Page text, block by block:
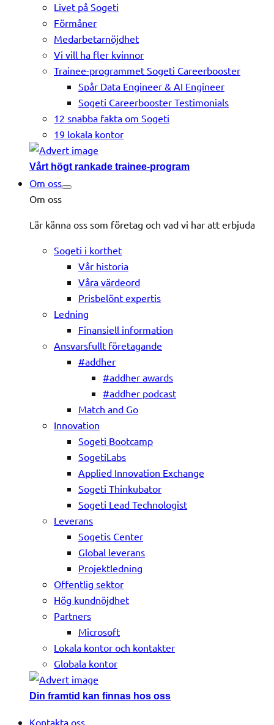
Livet på Sogeti
Förmåner
Medarbetarnöjdhet
Vi vill ha fler kvinnor
Trainee-programmet Sogeti Careerbooster
Spår Data Engineer & AI Engineer
Sogeti Careerbooster Testimonials
12 snabba fakta om Sogeti
19 lokala kontor
Vårt högt rankade trainee-program
Om oss
Om oss
Lär känna oss som företag och vad vi har att erbjuda
Sogeti i korthet
Vår historia
Våra värdeord
Prisbelönt expertis
Ledning
Finansiell information
Ansvarsfullt företagande
#addher
#addher awards
#addher podcast
Match and Go
Innovation
Sogeti Bootcamp
SogetiLabs
Applied Innovation Exchange
Sogeti Thinkubator
Sogeti Lead Technologist
Leverans
Sogetis Center
Global leverans
Projektledning
Offentlig sektor
Hög kundnöjdhet
Partners
Microsoft
Lokala kontor och kontakter
Globala kontor
Din framtid kan finnas hos oss
Kontakta oss